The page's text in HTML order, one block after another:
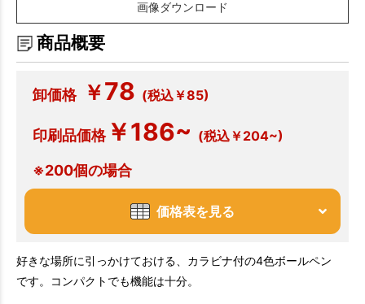
画像ダウンロード
商品概要
卸価格 ￥78 (税込￥85)
印刷品価格￥186~ (税込￥204~)
※200個の場合
価格表を見る
好きな場所に引っかけておける、カラビナ付の4色ボールペン
です。コンパクトでも機能は十分。